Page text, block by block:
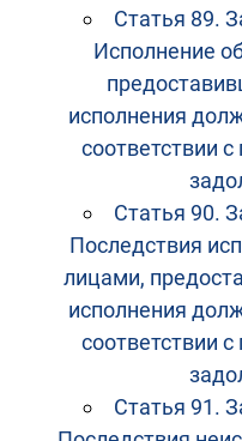
Статья 89.
Исполнение
исполнения
соответствии
Статья 90.
Последствия
лицами,
исполнения
соответствии
Статья 91.